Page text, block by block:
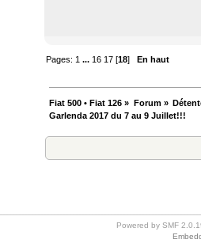
Pages: 1 ... 16 17 [18]En haut
Fiat 500 • Fiat 126 » Forum»
Garlenda 2017 du 7 au 9 Juillet!!!
Powered by SMF